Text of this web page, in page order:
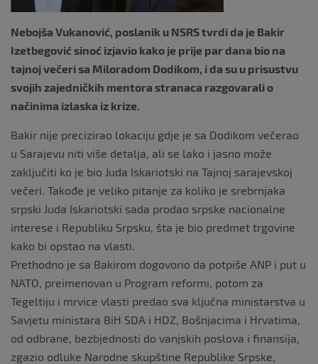
Nebojša Vukanović, poslanik u NSRS tvrdi da je Bakir
Izetbegović sinoć izjavio kako je prije par dana bio na
tajnoj večeri sa Miloradom Dodikom, i da su u prisustvu
svojih zajedničkih mentora stranaca razgovarali o
načinima izlaska iz krize.
Bakir nije precizirao lokaciju gdje je sa Dodikom večerao
u Sarajevu niti više detalja, ali se lako i jasno može
zaključiti ko je bio Juda Iskariotski na Tajnoj sarajevskoj
večeri. Takođe je veliko pitanje za koliko je srebrnjaka
srpski Juda Iskariotski sada prodao srpske nacionalne
interese i Republiku Srpsku, šta je bio predmet trgovine
kako bi opstao na vlasti.
Prethodno je sa Bakirom dogovorio da potpiše ANP i put u
NATO, preimenovan u Program reformi, potom za
Tegeltiju i mrvice vlasti predao sva ključna ministarstva u
Savjetu ministara BiH SDA i HDZ, Bošnjacima i Hrvatima,
od odbrane, bezbjednosti do vanjskih poslova i finansija,
zgazio odluke Narodne skupštine Republike Srpske,